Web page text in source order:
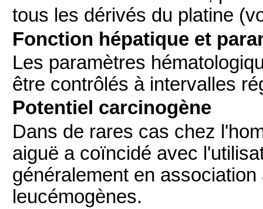
tous les dérivés du platine
Fonction hépatique et
Les paramètres
être contrôlés à intervalles
Potentiel carcinogène
Dans de rares cas chez
aiguë a coïncidé avec
généralement en
leucémogènes.